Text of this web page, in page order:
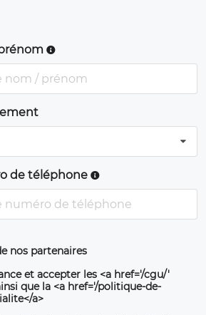
de téléphone
nos partenaires
et accepter les <a href='/cgu/'
que la <a href='/politique-de-
a>